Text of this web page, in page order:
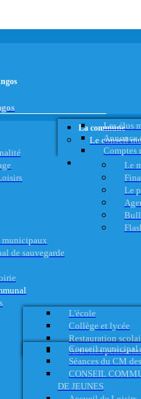
La commune
Le conseil
Les élus
Annonce
Comptes
Le
Le
municipaux
de sauvegarde
L'école
Collège et lycée
Restauration
Activités
Conseil municipal
Séances du CM
CONSEIL
DE JEUNES